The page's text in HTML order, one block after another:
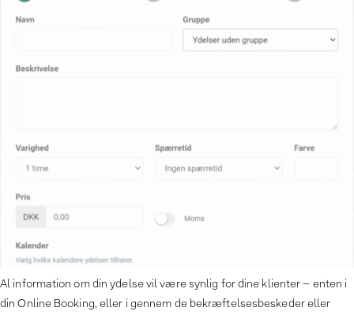
Al information om din ydelse vil være synlig for dine klienter – enten i
din Online Booking, eller i gennem de bekræftelsesbeskeder eller